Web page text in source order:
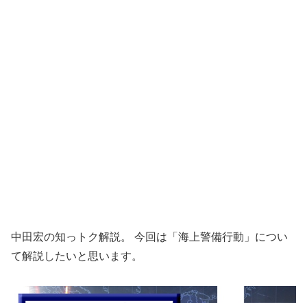
中田宏の知っトク解説。 今回は「海上警備行動」につい
て解説したいと思います。